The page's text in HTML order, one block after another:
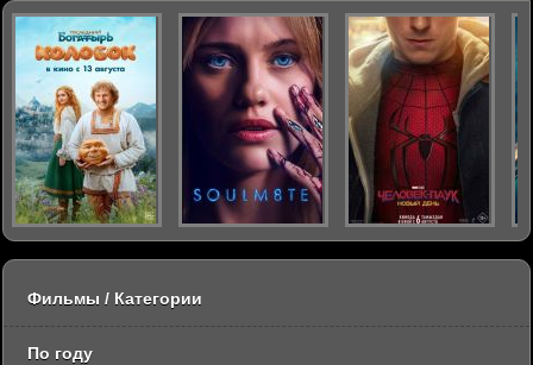
Фильмы / Категории
По году